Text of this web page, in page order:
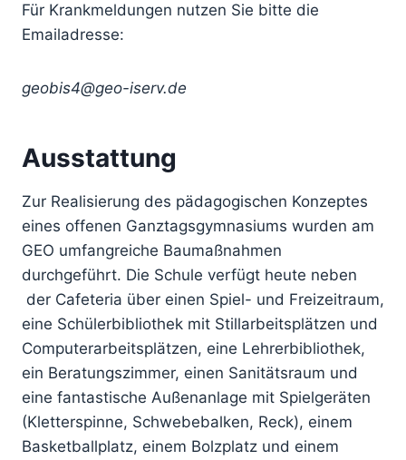
Für Krankmeldungen nutzen Sie bitte die
Emailadresse:
geobis4@geo-iserv.de
Ausstattung
Zur Realisierung des pädagogischen Konzeptes
eines offenen Ganztagsgymnasiums wurden am
GEO umfangreiche Baumaßnahmen
durchgeführt. Die Schule verfügt heute neben
der Cafeteria über einen Spiel- und Freizeitraum,
eine Schülerbibliothek mit Stillarbeitsplätzen und
Computerarbeitsplätzen, eine Lehrerbibliothek,
ein Beratungszimmer, einen Sanitätsraum und
eine fantastische Außenanlage mit Spielgeräten
(Kletterspinne, Schwebebalken, Reck), einem
Basketballplatz, einem Bolzplatz und einem